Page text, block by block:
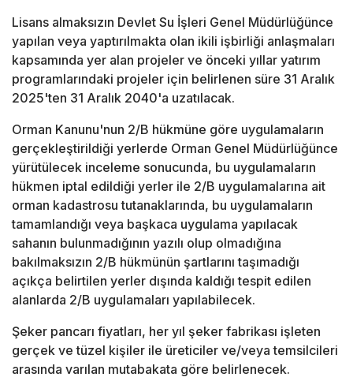
Lisans almaksızın Devlet Su İşleri Genel Müdürlüğünce
yapılan veya yaptırılmakta olan ikili işbirliği anlaşmaları
kapsamında yer alan projeler ve önceki yıllar yatırım
programlarındaki projeler için belirlenen süre 31 Aralık
2025'ten 31 Aralık 2040'a uzatılacak.
Orman Kanunu'nun 2/B hükmüne göre uygulamaların
gerçekleştirildiği yerlerde Orman Genel Müdürlüğünce
yürütülecek inceleme sonucunda, bu uygulamaların
hükmen iptal edildiği yerler ile 2/B uygulamalarına ait
orman kadastrosu tutanaklarında, bu uygulamaların
tamamlandığı veya başkaca uygulama yapılacak
sahanın bulunmadığının yazılı olup olmadığına
bakılmaksızın 2/B hükmünün şartlarını taşımadığı
açıkça belirtilen yerler dışında kaldığı tespit edilen
alanlarda 2/B uygulamaları yapılabilecek.
Şeker pancarı fiyatları, her yıl şeker fabrikası işleten
gerçek ve tüzel kişiler ile üreticiler ve/veya temsilcileri
arasında varılan mutabakata göre belirlenecek.